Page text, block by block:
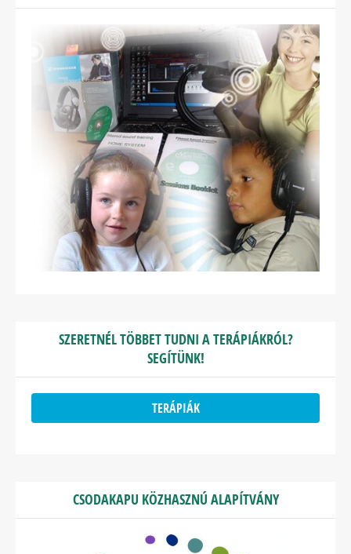
SZERETNÉL TÖBBET TUDNI A TERÁPIÁKRÓL?
SEGÍTÜNK!
TERÁPIÁK
CSODAKAPU KÖZHASZNÚ ALAPÍTVÁNY